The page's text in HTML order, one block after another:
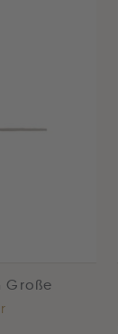
Große